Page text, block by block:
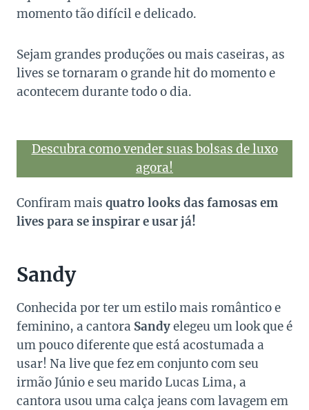
momento tão difícil e delicado.
Sejam grandes produções ou mais caseiras, as
lives se tornaram o grande hit do momento e
acontecem durante todo o dia.
Descubra como vender suas bolsas de luxo
agora!
Confiram mais quatro looks das famosas em
lives para se inspirar e usar já!
Sandy
Conhecida por ter um estilo mais romântico e
feminino, a cantora Sandyelegeu um look que é
um pouco diferente que está acostumada a
usar! Na live que fez em conjunto com seu
irmão Júnio e seu marido Lucas Lima, a
cantora usou uma calça jeans com lavagem em